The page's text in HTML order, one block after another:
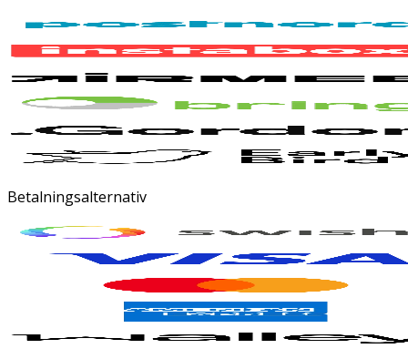
Betalningsalternativ